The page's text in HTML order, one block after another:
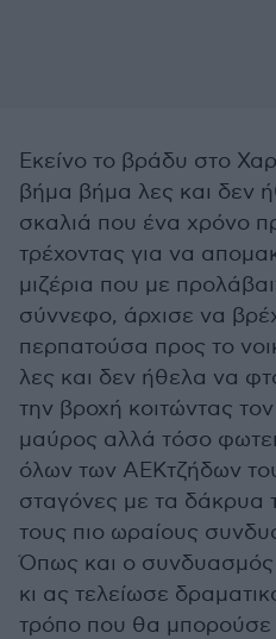
Εκείνο το βράδυ στο
βήμα βήμα λες και δεν
σκαλιά που ένα χρόνο
τρέχοντας για να
μιζέρια που με
σύννεφο, άρχισε να
περπατούσα προς το
λες και δεν ήθελα να
την βροχή κοιτώντας
μαύρος αλλά τόσο
όλων των ΑΕΚτζήδων
σταγόνες με τα δάκρυα
τους πιο ωραίους
Όπως και ο
κι ας τελείωσε
τρόπο που θα μπορούσε